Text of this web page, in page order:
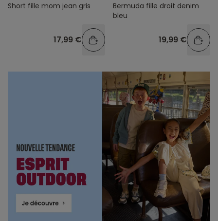
Short fille mom jean gris
17,99 €
Bermuda fille droit denim
bleu
19,99 €